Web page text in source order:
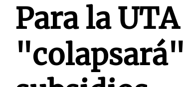
Para la